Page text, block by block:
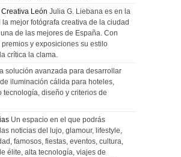
Creativa León Julia G. Liebana es en la
mejor fotógrafa creativa de la ciudad
de las mejores de España. Con
y exposiciones su estilo
crítica la clama.
solución avanzada para desarrollar
iluminación cálida para hoteles,
tecnología, diseño y criterios de
Un espacio en el que podrás
noticias del lujo, glamour, lifestyle,
famosos, fiestas, eventos, cultura,
élite, alta tecnología, viajes de